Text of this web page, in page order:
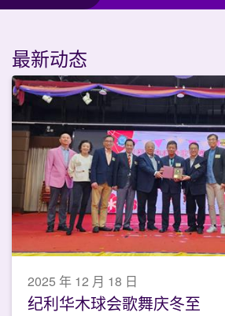
最新动态
2025 年 12 月 18 日
纪利华木球会歌舞庆冬至